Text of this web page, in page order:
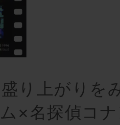
り上がりを
×名探偵コ